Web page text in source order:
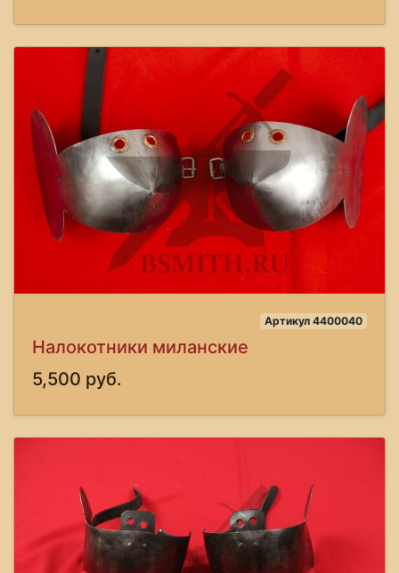
Артикул 4400040
Налокотники миланские
5,500 руб.